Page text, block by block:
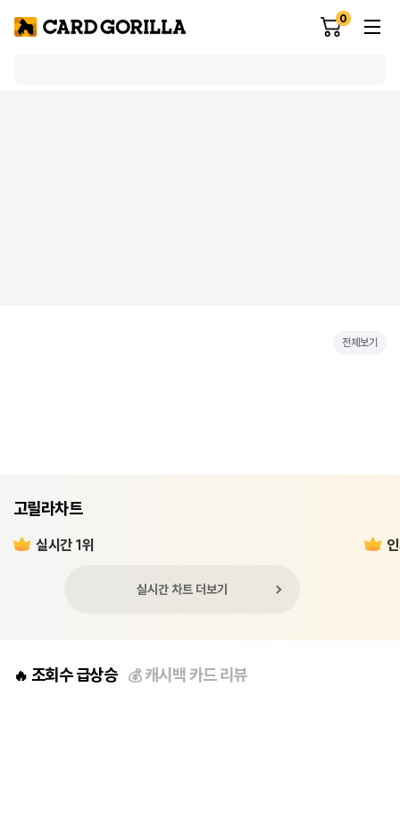
0
전체보기
고릴라차트
실시간 1위
실시간 차트 더보기
🔥 조회수 급상승 💰캐시백 카드 리뷰